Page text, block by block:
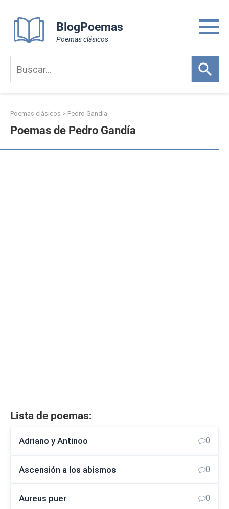
content
BlogPoemas
Poemas clásicos
Poemas clásicos > Pedro Gandía
Poemas de Pedro Gandía
Lista de poemas:
Adriano y Antinoo 0
Ascensión a los abismos 0
Aureus puer 0